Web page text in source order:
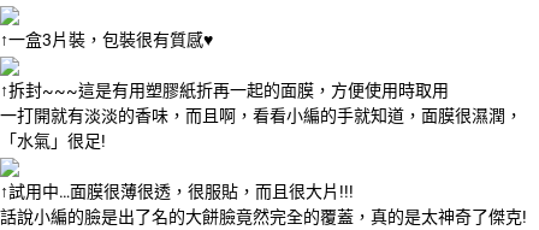
↑一盒3片裝，包裝很有質感♥
↑拆封~~~這是有用塑膠紙折再一起的面膜，方便使用時取用
一打開就有淡淡的香味，而且啊，看看小編的手就知道，面膜很濕潤，
「水氣」很足!
↑試用中…面膜很薄很透，很服貼，而且很大片!!!
話說小編的臉是出了名的大餅臉竟然完全的覆蓋，真的是太神奇了傑克!